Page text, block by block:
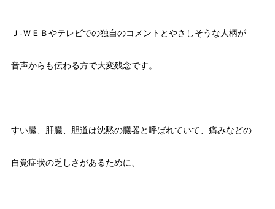
Ｊ-ＷＥＢやテレビでの独自のコメントとやさしそうな人柄が
音声からも伝わる方で大変残念です。
すい臓、肝臓、胆道は沈黙の臓器と呼ばれていて、痛みなどの
自覚症状の乏しさがあるために、